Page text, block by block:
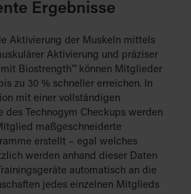
Ergebnisse
Aktivierung der Muskeln mittels
Aktivierung und präziser
Biostrength™ können Mitglieder
zu 30 % schneller erreichen. In
mit einer vollständigen
des Technogym Checkups werden
maßgeschneiderte
erstellt – egal welches
werden anhand dieser Daten
automatisch an die
jedes einzelnen Mitglieds